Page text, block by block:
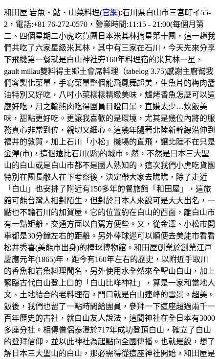
和田屋 岩魚・鮎・山菜料理(官網):石川県白山市三宮町イ55-
2，電話:+81 76-272-0570，營業時間:11:15 - 21:00(每個月第
二、四個星期二小虎吃貨團日本米其林摘星第十團，這一趟我
們共吃了六家星級米其林，其中有三家在石川，今天先來分享
下飛機第一餐就是白山神社旁160年料理宿的米其林一星、
gault millau雙料得主鄉土會席料理（tabelog 3.75)感謝主廚幫我
們客製化菜單，手寫菜單整個龍飛鳳舞超美，生魚片的梅肉醬
油特別又好吃，八吋小菜樣樣精緻美味，爐烤香魚怎麼可以這
麼好吃，月之輪熊肉吃得團員目瞪口呆，直嫌太少…炊飯美
味，甜點更好吃。更讓我喜歡的是環境，尤其是幾位內將的服
務真心非常到位，親切又細心。這幾年隨著北陸新幹線沿伸到
福井的敦賀，加上石川「小松」機場的直飛，讓北陸不在只是
金澤(市)，這個遠比石川(縣)的城市。然，不然是日本三大聖
山的白山或是白山市都不是國人熟知的。這次我們小虎吃貨團
特別在團長敝人在下考察後，決定帶大家去瞧瞧，除了走近
「白山」也安排了附近有150多年的餐旅館「和田屋」，這旅
館可能台灣人相對陌生，但對於日本人來說可是大大出名，一
點也不輸石川的加賀屋。它的位置約在白山的西面，離白山市
有一點矩離，交通方面以自駕方便些。又，從金澤、小松市開
車都是30分鐘左右的距離。另外棒球迷可以順便去美能市看看
松井秀喜(美能市出身)的棒球博物館。和田屋創業於創業江戸
慶應元年(1865)年，距今有160年左右的歷史，以附近手取川
的香魚和岩魚料理聞名，另外使用水全然來全聖山白山，加上
緊臨古代白山登上口的「白山比咩神社」，算是一家和當地人
文、土地結合的老料理宿。門口就是白山連峰的雪景。超美。
飯後，我們也留了一點時間給團員，參拜一下這座超過兩千一
百年歷史的古社，就白山友人說法，這間神社在全日本有3000
多座分社。相傳僧侶泰澄於717年成功登頂白山，確立了白山
的登拜信仰，並以此神社為起點向全國傳播。也就是說，想了
解日本三大聖山的白山，那必需得從這座神社開始。和田屋是